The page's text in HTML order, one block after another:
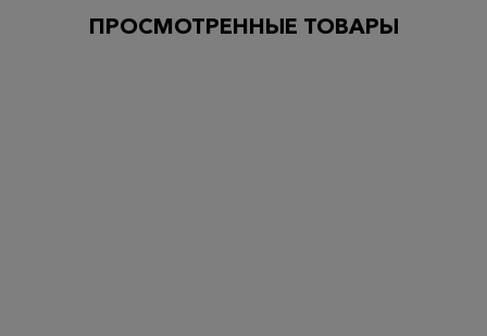
ПРОСМОТРЕННЫЕ ТОВАРЫ